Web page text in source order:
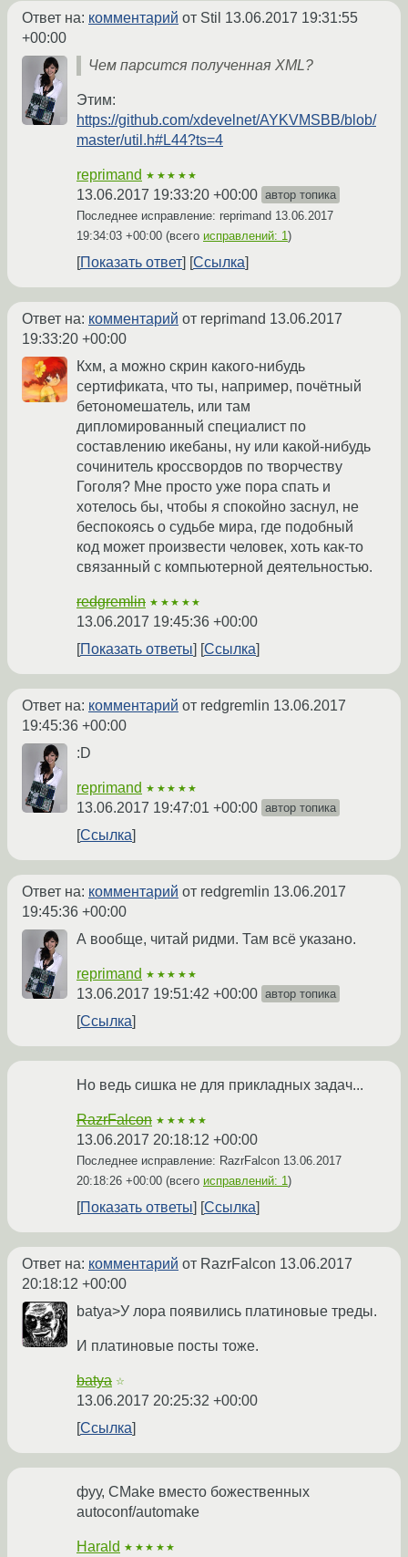
Ответ на: комментарий от Stil 13.06.2017 19:31:55
+00:00
Чем парсится полученная XML?
Этим:
https://github.com/xdevelnet/AYKVMSBB/blob/
master/util.h#L44?ts=4
reprimand ★★★★★
13.06.2017 19:33:20 +00:00 автор топика
Последнее исправление: reprimand 13.06.2017
19:34:03 +00:00 (всего исправлений: 1)
Показать ответ Ссылка
Ответ на: комментарий от reprimand 13.06.2017
19:33:20 +00:00
Кхм, а можно скрин какого-нибудь
сертификата, что ты, например, почётный
бетономешатель, или там
дипломированный специалист по
составлению икебаны, ну или какой-нибудь
сочинитель кроссвордов по творчеству
Гоголя? Мне просто уже пора спать и
хотелось бы, чтобы я спокойно заснул, не
беспокоясь о судьбе мира, где подобный
код может произвести человек, хоть как-то
связанный с компьютерной деятельностью.
redgremlin ★★★★★
13.06.2017 19:45:36 +00:00
Показать ответы
Ссылка
Ответ на: комментарий от redgremlin 13.06.2017
19:45:36 +00:00
:D
reprimand ★★★★★
13.06.2017 19:47:01 +00:00 автор топика
Ссылка
Ответ на: комментарий от redgremlin 13.06.2017
19:45:36 +00:00
А вообще, читай ридми. Там всё указано.
reprimand ★★★★★
13.06.2017 19:51:42 +00:00 автор топика
Ссылка
Но ведь сишка не для прикладных задач...
RazrFalcon ★★★★★
13.06.2017 20:18:12 +00:00
Последнее исправление: RazrFalcon 13.06.2017
20:18:26 +00:00 (всего исправлений: 1)
Показать ответы Ссылка
Ответ на: комментарий от RazrFalcon 13.06.2017
20:18:12 +00:00
batya>У лора появились платиновые треды.
И платиновые посты тоже.
batya ☆
13.06.2017 20:25:32 +00:00
Ссылка
фуу, CMake вместо божественных
autoconf/automake
Harald ★★★★★